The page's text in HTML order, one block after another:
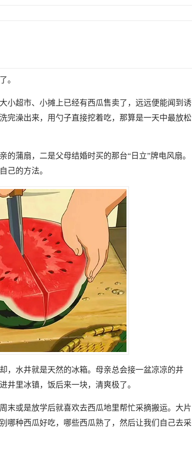
。
小超市、小摊上已经有西瓜售卖了，远远便能闻到诱
完澡出来，用勺子直接挖着吃，那算是一天中最放松
蒲扇，二是父母结婚时买的那台“日立”牌电风扇。
己的方法。
，水井就是天然的冰箱。母亲总会接一盆凉凉的井
井里冰镇，饭后来一块，清爽极了。
末或是放学后就喜欢去西瓜地里帮忙采摘搬运。大片
哪种西瓜好吃，哪些西瓜熟了，然后让我们自己去采